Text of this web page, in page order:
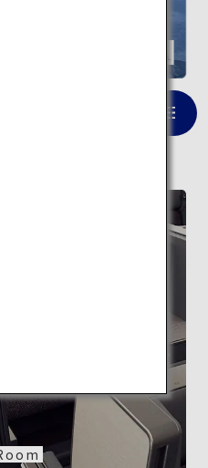
VILLA